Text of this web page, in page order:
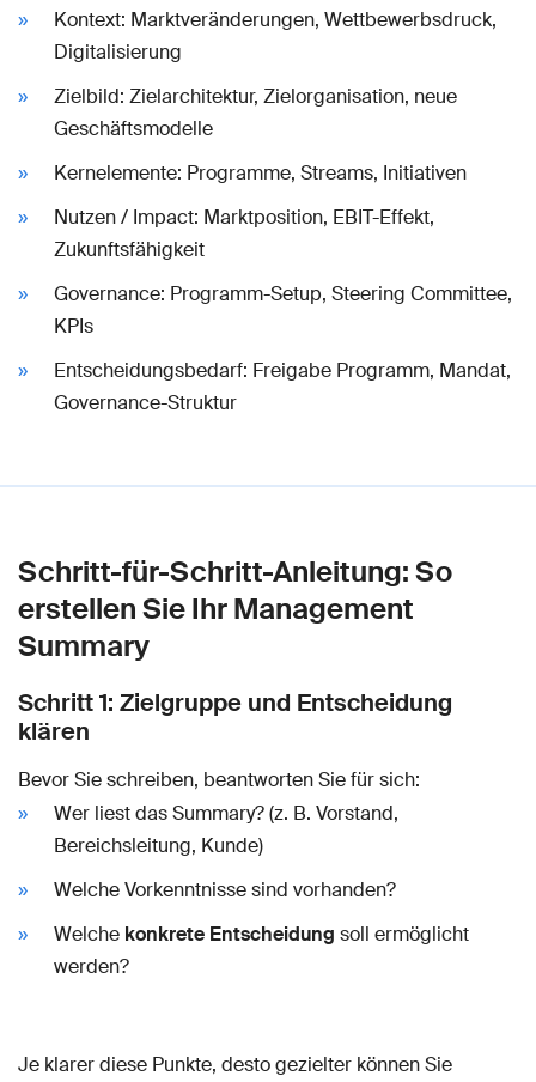
Kontext: Marktveränderungen, Wettbewerbsdruck,
Digitalisierung
Zielbild: Zielarchitektur, Zielorganisation, neue
Geschäftsmodelle
Kernelemente: Programme, Streams, Initiativen
Nutzen / Impact: Marktposition, EBIT-Effekt,
Zukunftsfähigkeit
Governance: Programm-Setup, Steering Committee,
KPIs
Entscheidungsbedarf: Freigabe Programm, Mandat,
Governance-Struktur
Schritt-für-Schritt-Anleitung: So
erstellen Sie Ihr Management
Summary
Schritt 1: Zielgruppe und Entscheidung
klären
Bevor Sie schreiben, beantworten Sie für sich:
Wer liest das Summary? (z. B. Vorstand,
Bereichsleitung, Kunde)
Welche Vorkenntnisse sind vorhanden?
Welche konkrete Entscheidung soll ermöglicht
werden?
Je klarer diese Punkte, desto gezielter können Sie